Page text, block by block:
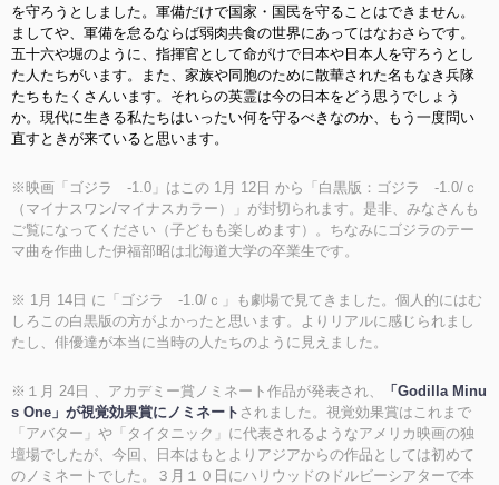
を守ろうとしました。軍備だけで国家・国民を守ることはできません。
ましてや、軍備を怠るならば弱肉共食の世界にあってはなおさらです。
五十六や堀のように、指揮官として命がけで日本や日本人を守ろうとし
た人たちがいます。また、家族や同胞のために散華された名もなき兵隊
たちもたくさんいます。それらの英霊は今の日本をどう思うでしょう
か。現代に生きる私たちはいったい何を守るべきなのか、もう一度問い
直すときが来ていると思います。
※映画「ゴジラ -1.0」はこの 1月 12日 から「白黒版：ゴジラ -1.0/ｃ
（マイナスワン/マイナスカラー）」が封切られます。是非、みなさんも
ご覧になってください（子どもも楽しめます）。ちなみにゴジラのテー
マ曲を作曲した伊福部昭は北海道大学の卒業生です。
※ 1月 14日 に「ゴジラ -1.0/ｃ」も劇場で見てきました。個人的にはむ
しろこの白黒版の方がよかったと思います。よりリアルに感じられまし
たし、俳優達が本当に当時の人たちのように見えました。
※１月 24日 、アカデミー賞ノミネート作品が発表され、
「Godilla Minu
s One」が視覚効果賞にノミネート されました。視覚効果賞はこれまで
「アバター」や「タイタニック」に代表されるようなアメリカ映画の独
壇場でしたが、今回、日本はもとよりアジアからの作品としては初めて
のノミネートでした。３月１０日にハリウッドのドルビーシアターで本